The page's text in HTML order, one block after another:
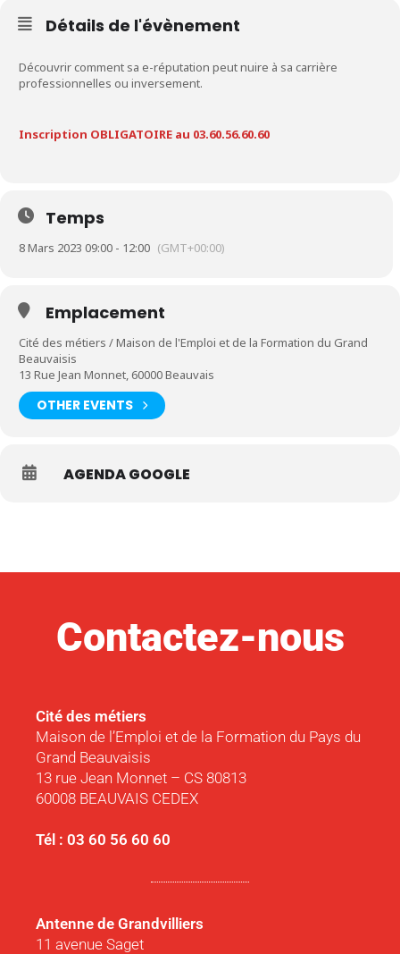
Détails de l'évènement
Découvrir comment sa e-réputation peut nuire à sa carrière
professionnelles ou inversement.
Inscription OBLIGATOIRE au 03.60.56.60.60
Temps
8 Mars 2023 09:00 - 12:00 (GMT+00:00)
Emplacement
Cité des métiers / Maison de l'Emploi et de la Formation du Grand
Beauvaisis
13 Rue Jean Monnet, 60000 Beauvais
OTHER EVENTS
AGENDA GOOGLE
Contactez-nous
Cité des métiers
Maison de l’Emploi et de la Formation du Pays du
Grand Beauvaisis
13 rue Jean Monnet – CS 80813
60008 BEAUVAIS CEDEX
Tél : 03 60 56 60 60
Antenne de Grandvilliers
11 avenue Saget